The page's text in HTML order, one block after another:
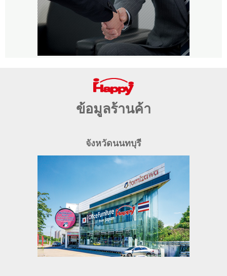
ข้อมูลร้านค้า
จังหวัดนนทบุรี